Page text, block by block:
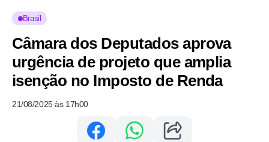
Brasil
Câmara dos Deputados aprova
urgência de projeto que amplia
isenção no Imposto de Renda
21/08/2025 às 17h00